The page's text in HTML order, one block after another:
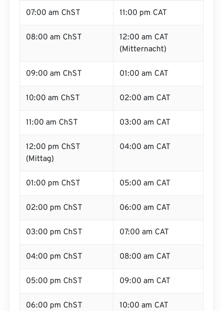
07:00 am ChST 11:00 pm CAT
08:00 am ChST
12:00 am CAT
(Mitternacht)
09:00 am ChST 01:00 am CAT
10:00 am ChST 02:00 am CAT
11:00 am ChST 03:00 am CAT
12:00 pm ChST
(Mittag)
04:00 am CAT
01:00 pm ChST 05:00 am CAT
02:00 pm ChST 06:00 am CAT
03:00 pm ChST 07:00 am CAT
04:00 pm ChST 08:00 am CAT
05:00 pm ChST 09:00 am CAT
06:00 pm ChST 10:00 am CAT